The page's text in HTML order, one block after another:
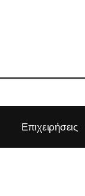
Επιχειρήσεις